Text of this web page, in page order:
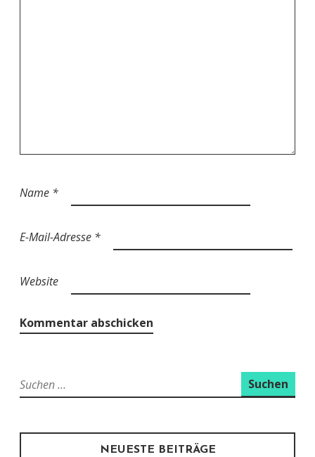
Name *
E-Mail-Adresse *
Website
Suchen
nach:
NEUESTE BEITRÄGE